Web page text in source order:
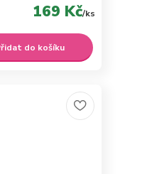
169 Kč/ks
do košíku